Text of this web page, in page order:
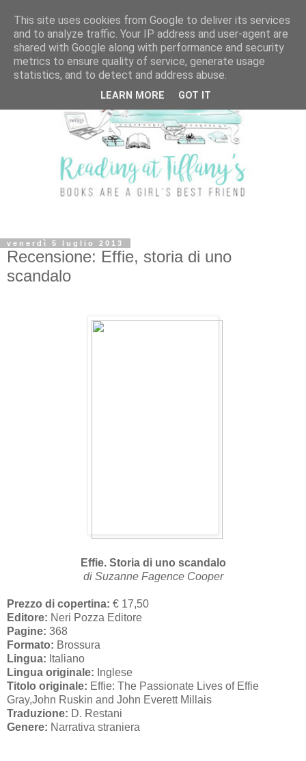
venerdì 5 luglio 2013
Recensione: Effie, storia di uno
scandalo
Effie. Storia di uno scandalo
di Suzanne Fagence Cooper
Prezzo di copertina: € 17,50
Editore: Neri Pozza Editore
Pagine: 368
Formato: Brossura
Lingua: Italiano
Lingua originale: Inglese
Titolo originale: Effie: The Passionate Lives of Effie
Gray,John Ruskin and John Everett Millais
Traduzione: D. Restani
Genere: Narrativa straniera
This site uses cookies from Google to deliver its services
and to analyze traffic. Your IP address and user-agent are
shared with Google along with performance and security
metrics to ensure quality of service, generate usage
statistics, and to detect and address abuse.
LEARN MORE GOT IT